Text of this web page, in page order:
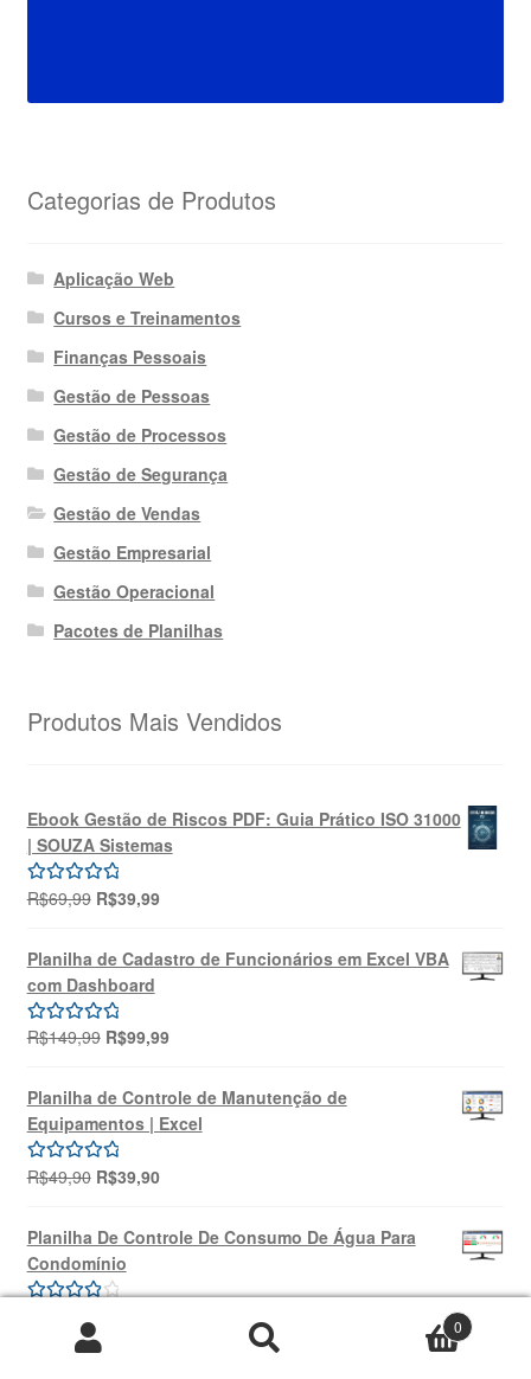
Categorias de Produtos
Aplicação Web
Cursos e Treinamentos
Finanças Pessoais
Gestão de Pessoas
Gestão de Processos
Gestão de Segurança
Gestão de Vendas
Gestão Empresarial
Gestão Operacional
Pacotes de Planilhas
Produtos Mais Vendidos
Ebook Gestão de Riscos PDF: Guia Prático ISO 31000
| SOUZA Sistemas
Avaliação
R$69,99 O
original
era:
R$69,99.
R$39,99O
é:
Planilha de Cadastro de Funcionários em Excel VBA
com Dashboard
Avaliação
R$149,99 O
original
era:
R$149,99.
R$99,99O
atual
é:
R$99,99.
Planilha de Controle de Manutenção de
Equipamentos | Excel
Avaliação
R$49,90 O
original
era:
R$49,90.
R$39,90O
atual
é:
Planilha De Controle De Consumo De Água Para
Condomínio
de 5 preço
Pesquisar
Pesquisar
0